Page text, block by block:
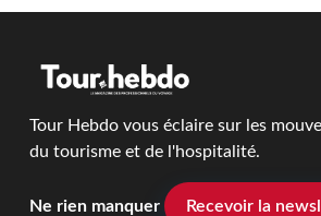
Tour Hebdo vous éclaire sur les
du tourisme et de l'hospitalité.
Ne rien manquer Recevoir la